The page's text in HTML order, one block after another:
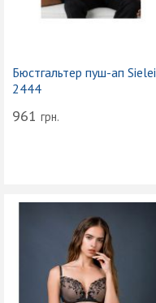
Бюстгальтер пуш-ап Sielei
2444
961 грн.